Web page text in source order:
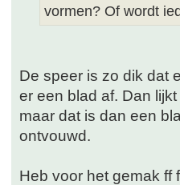
vormen? Of wordt
De speer is zo dik dat
er een blad af. Dan
maar dat is dan een
ontvouwd.
Heb voor het gemak